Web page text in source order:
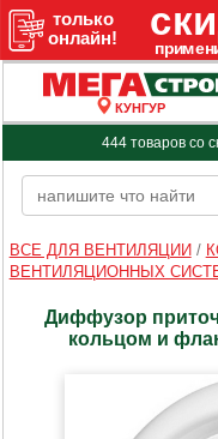
КУНГУР
444 товаров со
ВСЕ ДЛЯ ВЕНТИЛЯЦИИ /
ВЕНТИЛЯЦИОННЫХ
Диффузор
кольцом и